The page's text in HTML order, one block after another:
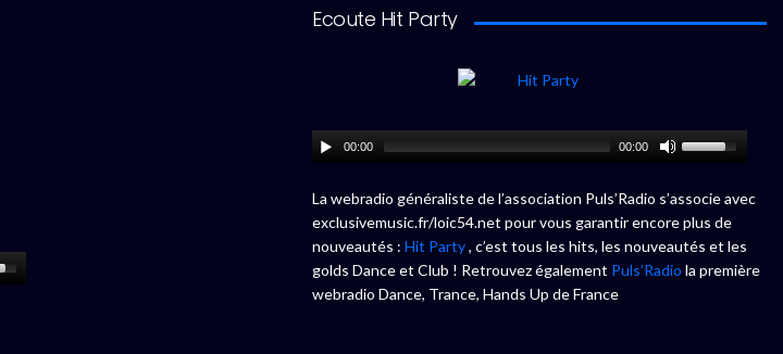
Ecoute Hit Party
00:00 00:00
La webradio généraliste de l’association Puls’Radio s’associe avec
exclusivemusic.fr/loic54.net pour vous garantir encore plus de
nouveautés : Hit Party, c’est tous les hits, les nouveautés et les
golds Dance et Club ! Retrouvez également Puls’Radio la première
webradio Dance, Trance, Hands Up de France